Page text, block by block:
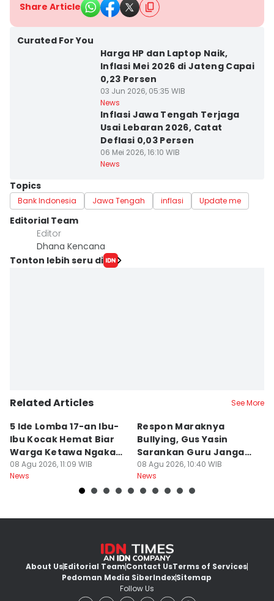
Share Article
Curated For You
Harga HP dan Laptop Naik,
Inflasi Mei 2026 di Jateng Capai
0,23 Persen
03 Jun 2026, 05:35 WIB
News
Inflasi Jawa Tengah Terjaga
Usai Lebaran 2026, Catat
Deflasi 0,03 Persen
06 Mei 2026, 16:10 WIB
News
Topics
Bank Indonesia Jawa Tengah inflasi Update me
Editorial Team
Editor
Dhana Kencana
Tonton lebih seru di
Related Articles See More
5 Ide Lomba 17-an Ibu-
Ibu Kocak Hemat Biar
Warga Ketawa Ngakak
Pas Hari Kemerdekaan
08 Agu 2026, 11:09 WIB
News
Respon Maraknya
Bullying, Gus Yasin
Sarankan Guru Jangan
Bebani Siswa
08 Agu 2026, 10:40 WIB
News
About UsEditorial TeamContact UsTerms of Services
Pedoman Media SiberIndexSitemap
Follow Us